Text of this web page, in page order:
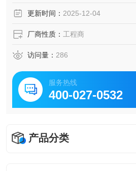
更新时间： 2025-12-04
厂商性质： 工程商
访问量： 286
服务热线
400-027-0532
产品分类